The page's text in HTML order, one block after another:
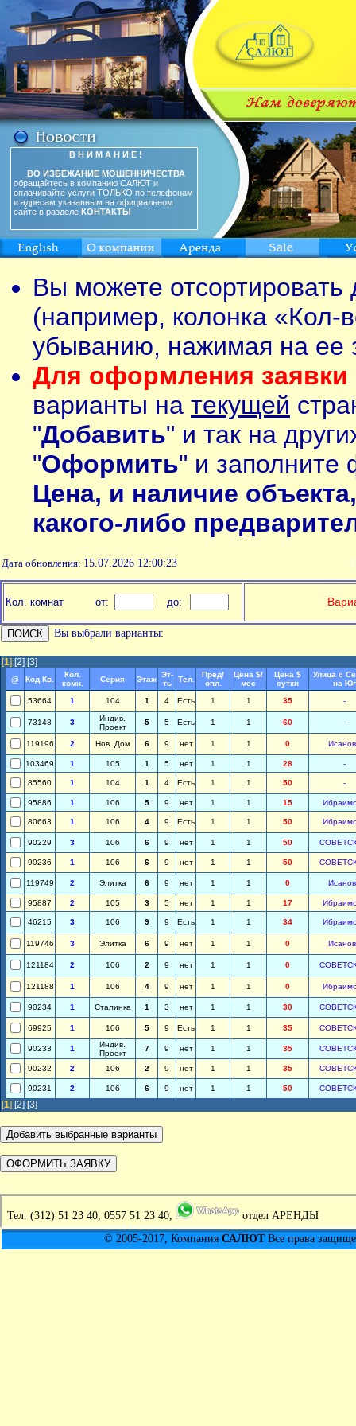
В Н И М А Н И Е !
ВО ИЗБЕЖАНИЕ МОШЕННИЧЕСТВА
обращайтесь в компанию САЛЮТ и
оплачивайте услуги ТОЛЬКО по телефонам
и адресам указанным на официальном
сайте в разделе КОНТАКТЫ
Вы можете
(например, колонка «Кол-
убыванию, нажимая на ее
Для оформления заявки
варианты на текущей
"Добавить" и так на
"Оформить" и заполните
Цена, и наличие
какого-либо
Дата обновления: 15.07.2026 12:00:23
Кол. комнат от: до:
Вы выбрали варианты:
[1] [2] [3]
@ Код Кв.
Кол.
комн.
Серия Этаж
Эт-
ть
Тел.
Пред/
опл.
Цена $/
мес
Цена $
сутки
Улица с
на Юг
53664
1 104 1 4 Есть 1 1 35 -
73148 3
Индив.
Проект
5 5 Есть 1 1 60 -
119196 2 Нов. Дом 6 9 нет 1 1 0
103469 1 105 1 5 нет 1 1 28 -
85560 1 104 1 4 Есть 1 1 50 -
95886 1 106 5 9 нет 1 1 15
80663 1 106 4 9 Есть 1 1 50
90229 3 106 6 9 нет 1 1 50
90236 1 106 6 9 нет 1 1 50
119749 2 Элитка 6 9 нет 1 1 0
95887 2 105 3 5 нет 1 1 17
46215 3 106 9 9 Есть 1 1 34
119746 3 Элитка 6 9 нет 1 1 0
121184 2 106 2 9 нет 1 1 0
121188 1 106 4 9 нет 1 1 0
90234 1 Сталинка 1 3 нет 1 1 30
69925 1 106 5 9 Есть 1 1 35
90233 1
Индив.
Проект
7 9 нет 1 1 35
90232 2 106 2 9 нет 1 1 35
90231 2 106 6 9 нет 1 1 50
[1] [2] [3]
Тел. (312) 51 23 40, 0557 51 23 40,
отдел АРЕНДЫ
© 2005-2017, Компания САЛЮТВсе права